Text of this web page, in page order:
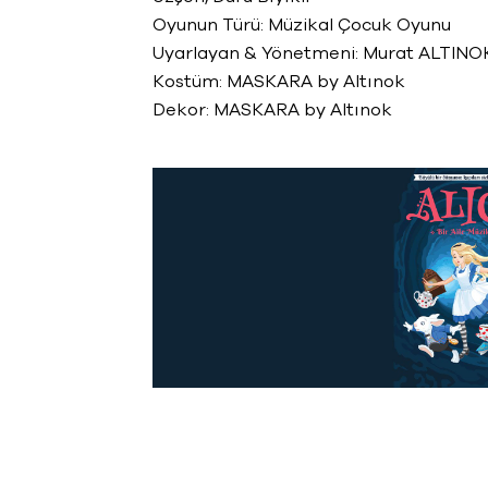
Oyunun Türü: Müzikal Çocuk Oyunu
Uyarlayan & Yönetmeni: Murat
Kostüm: MASKARA by Altınok
Dekor: MASKARA by Altınok